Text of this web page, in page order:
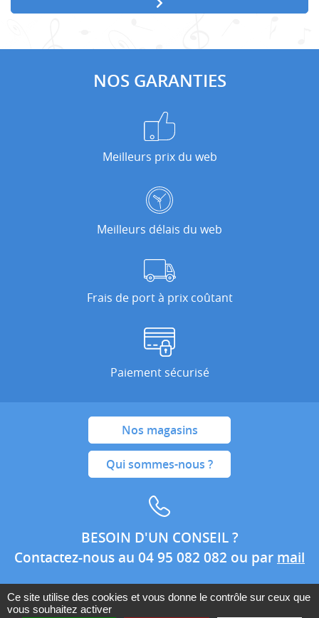
NOS GARANTIES
Meilleurs prix du web
Meilleurs délais du web
Frais de port à prix coûtant
Paiement sécurisé
Nos magasins
Qui sommes-nous ?
BESOIN D'UN CONSEIL ?
Contactez-nous au 04 95 082 082 ou par mail
Ce site utilise des cookies et vous donne le contrôle sur ceux que
vous souhaitez activer